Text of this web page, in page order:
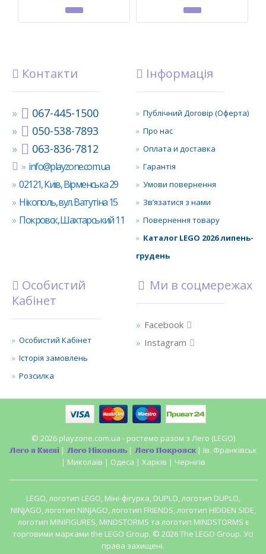
Контакти
067-445-1500
050-538-7893
063-836-7812
info@playzone.com.ua
02121, Київ, Вірменська 29
Нікополь, вул. Ватутіна 15
Покровск, Шахтарський 11
Інформація
Публічний Договір (Оферта)
Про нас
Оплата и доставка
Гарантія
Умови повернення
Зв’язатися з нами
Повернення товару
Каталог LEGO 2026 липень-
грудень
Особистий
Кабінет
Особистий Кабінет
Історія замовлень
Розсилка
Ми в соцмережах
Facebook
Instagram
© 2026 playzone.com.ua - ростемо разом з Лего (LEGO)
Лего в Києві | Лего Нікополь| Лего Покровск| Ів. Франківськ
| Миколаїв | Одеса | Харків | Чернігів
LEGO, логотип LEGO, Міні-фігурка, DUPLO, логотип DUPLO,
NINJAGO, логотип NINJAGO, логотип FRIENDS, логотип HIDDEN SIDE,
логотип MINIFIGURES, MINDSTORMS та логотип MINDSTORMS є
торговими марками the LEGO Group. © 2026 The LEGO Group. Усі
права захищені.